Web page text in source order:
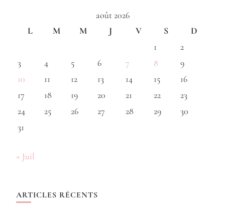
août 2026
L
M M J V S
D
1
2
3
4 5 6 7 8
9
10
11 12 13 14 15
16
17
18 19 20 21 22
23
24
25 26 27 28 29
30
31
« Juil
ARTICLES RÉCENTS